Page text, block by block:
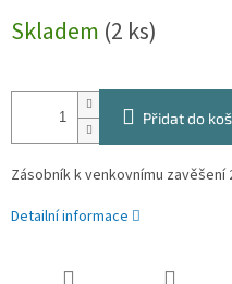
cena:
Skladem (2 ks)
Přidat do
Zásobník k venkovnímu
Detailní informace